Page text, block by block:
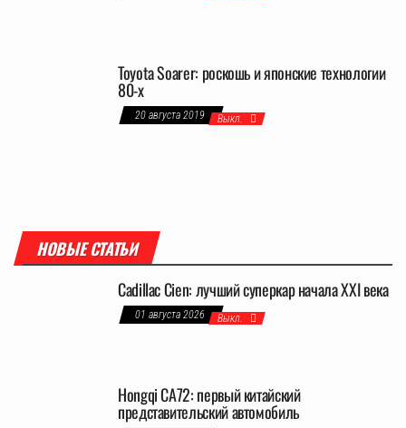
Toyota Soarer: роскошь и японские технологии
80-х
20 августа 2019 Выкл.
НОВЫЕ СТАТЬИ
Cadillac Cien: лучший суперкар начала XXI века
01 августа 2026 Выкл.
Hongqi CA72: первый китайский
представительский автомобиль